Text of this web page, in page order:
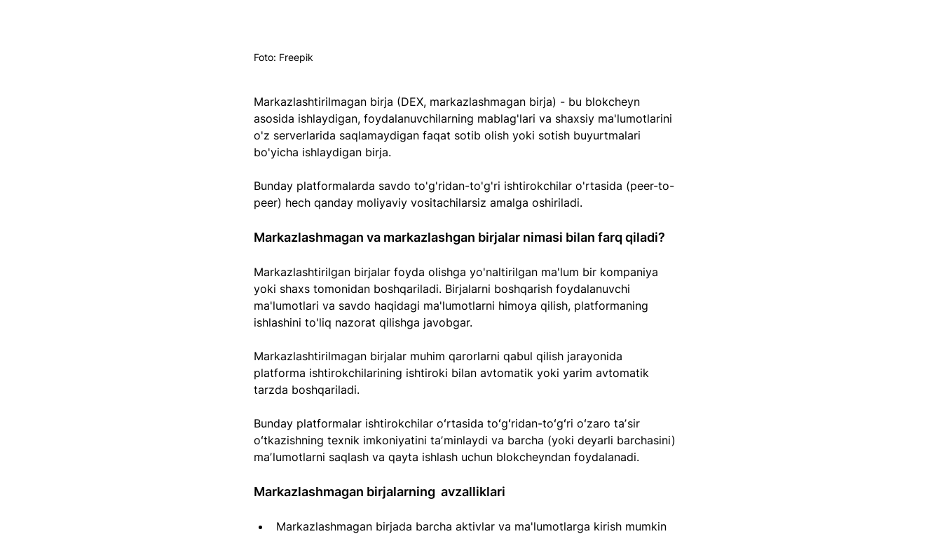
Foto: Freepik
Markazlashtirilmagan birja (DEX, markazlashmagan birja) - bu blokcheyn
asosida ishlaydigan, foydalanuvchilarning mablag'lari va shaxsiy ma'lumotlarini
o'z serverlarida saqlamaydigan faqat sotib olish yoki sotish buyurtmalari
bo'yicha ishlaydigan birja.
Bunday platformalarda savdo to'g'ridan-to'g'ri ishtirokchilar o'rtasida (peer-to-
peer) hech qanday moliyaviy vositachilarsiz amalga oshiriladi.
Markazlashmagan va markazlashgan birjalar nimasi bilan farq qiladi?
Markazlashtirilgan birjalar foyda olishga yo'naltirilgan ma'lum bir kompaniya
yoki shaxs tomonidan boshqariladi. Birjalarni boshqarish foydalanuvchi
ma'lumotlari va savdo haqidagi ma'lumotlarni himoya qilish, platformaning
ishlashini to'liq nazorat qilishga javobgar.
Markazlashtirilmagan birjalar muhim qarorlarni qabul qilish jarayonida
platforma ishtirokchilarining ishtiroki bilan avtomatik yoki yarim avtomatik
tarzda boshqariladi.
Bunday platformalar ishtirokchilar oʻrtasida toʻgʻridan-toʻgʻri oʻzaro taʼsir
oʻtkazishning texnik imkoniyatini taʼminlaydi va barcha (yoki deyarli barchasini)
maʼlumotlarni saqlash va qayta ishlash uchun blokcheyndan foydalanadi.
Markazlashmagan birjalarning  avzalliklari
Markazlashmagan birjada barcha aktivlar va ma'lumotlarga kirish mumkin